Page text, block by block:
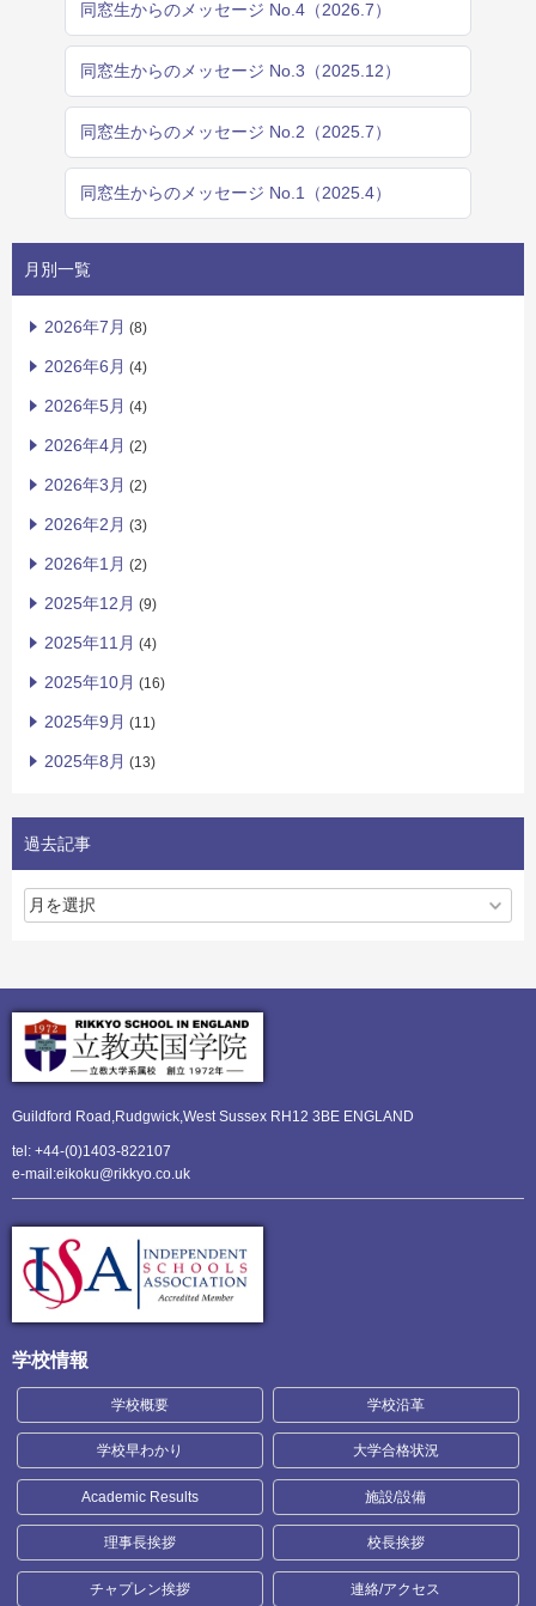
同窓生からのメッセージ No.4（2026.7）
同窓生からのメッセージ No.3（2025.12）
同窓生からのメッセージ No.2（2025.7）
同窓生からのメッセージ No.1（2025.4）
月別一覧
2026年7月 (8)
2026年6月 (4)
2026年5月 (4)
2026年4月 (2)
2026年3月 (2)
2026年2月 (3)
2026年1月 (2)
2025年12月 (9)
2025年11月 (4)
2025年10月 (16)
2025年9月 (11)
2025年8月 (13)
過去記事
Guildford Road,Rudgwick,West Sussex RH12 3BE ENGLAND
tel: +44-(0)1403-822107
e-mail:eikoku@rikkyo.co.uk
学校情報
学校概要 学校沿革
学校早わかり 大学合格状況
Academic Results 施設/設備
理事長挨拶 校長挨拶
チャプレン挨拶 連絡/アクセス